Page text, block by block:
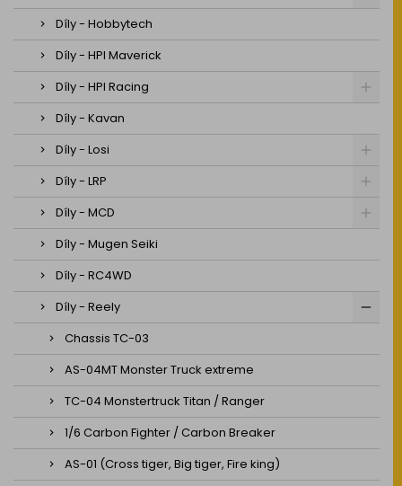
Díly - Hobbytech
Díly - HPI Maverick
Díly - HPI Racing
Díly - Kavan
Díly - Losi
Díly - LRP
Díly - MCD
Díly - Mugen Seiki
Díly - RC4WD
Díly - Reely
Chassis TC-03
AS-04MT Monster Truck extreme
TC-04 Monstertruck Titan / Ranger
1/6 Carbon Fighter / Carbon Breaker
AS-01 (Cross tiger, Big tiger, Fire king)